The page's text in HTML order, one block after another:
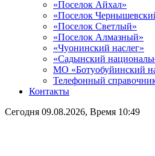
«Поселок Айхал»
«Поселок
«Поселок Светлый»
«Поселок Алмазный»
«Чуонинский наслег»
«Садынский
МО «Ботуобуйинский
Телефонный
Контакты
Сегодня 09.08.2026, Время 10:49